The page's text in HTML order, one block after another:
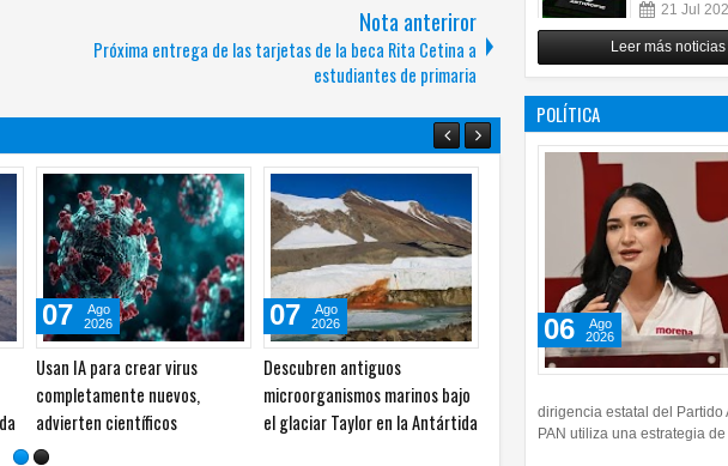
Nota anteriror
Próxima entrega de las tarjetas de la beca Rita Cetina a
estudiantes de primaria
Cerveza mexicana logró en
exportaciones por 6 mil
mdd
07
Ago
2026
Localizan a hombre ejecutado
en calles de la colonia Los
07
Ago
2026
Jóvenes chocan contra vivienda
tras impactar taxi en avenida
La Junta
07
21 Jul
0
Leer más
POLÍTICA
06
Ago
2026
dirigencia estatal del Partido
PAN utiliza una estrategia